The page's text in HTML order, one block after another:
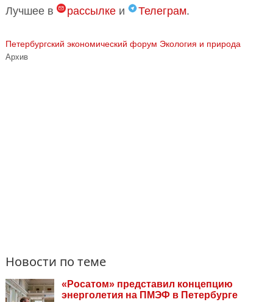
Лучшее в
рассылке и Телеграм.
Петербургский экономический форум Экология и природа
Архив
Новости по теме
«Росатом» представил концепцию
энерголетия на ПМЭФ в Петербурге